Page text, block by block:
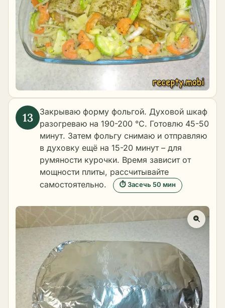
Закрываю форму фольгой. Духовой шкаф
разогреваю на 190-200 °C. Готовлю 45-50
минут. Затем фольгу снимаю и отправляю
в духовку ещё на 15-20 минут – для
румяности курочки. Время зависит от
мощности плиты, рассчитывайте
самостоятельно.
⏱ Засечь 50 мин